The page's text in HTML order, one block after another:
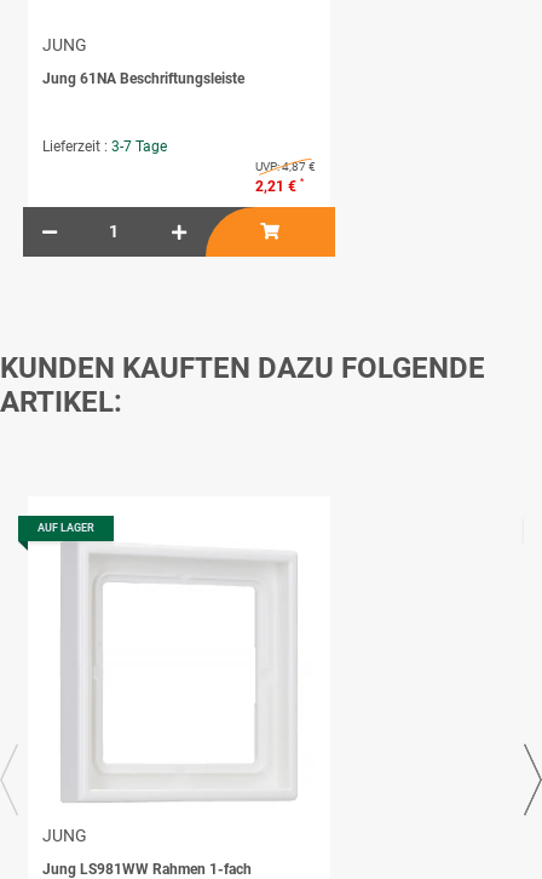
JUNG
Jung 61NA Beschriftungsleiste
Lieferzeit : 3-7 Tage
UVP:4,87 €
2,21 € *
KUNDEN KAUFTEN DAZU FOLGENDE
ARTIKEL:
AUF LAGER
JUNG
Jung LS981WW Rahmen 1-fach